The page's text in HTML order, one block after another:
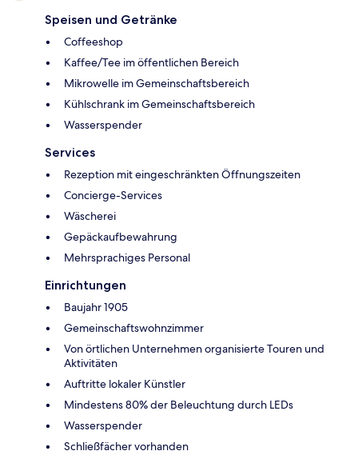
Speisen und Getränke
Coffeeshop
Kaffee/Tee im öffentlichen Bereich
Mikrowelle im Gemeinschaftsbereich
Kühlschrank im Gemeinschaftsbereich
Wasserspender
Services
Rezeption mit eingeschränkten Öffnungszeiten
Concierge-Services
Wäscherei
Gepäckaufbewahrung
Mehrsprachiges Personal
Einrichtungen
Baujahr 1905
Gemeinschaftswohnzimmer
Von örtlichen Unternehmen organisierte Touren und
Aktivitäten
Auftritte lokaler Künstler
Mindestens 80% der Beleuchtung durch LEDs
Wasserspender
Schließfächer vorhanden